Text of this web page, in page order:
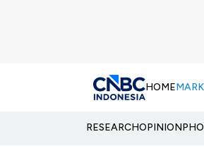
HOME
RESEARCHOPINION